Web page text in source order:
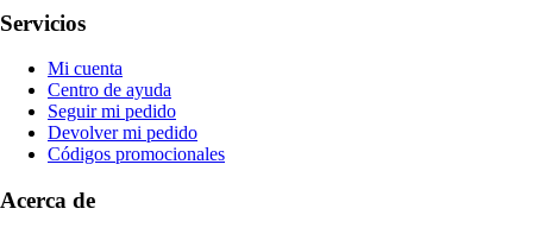
Servicios
Mi cuenta
Centro de ayuda
Seguir mi pedido
Devolver mi pedido
Códigos promocionales
Acerca de